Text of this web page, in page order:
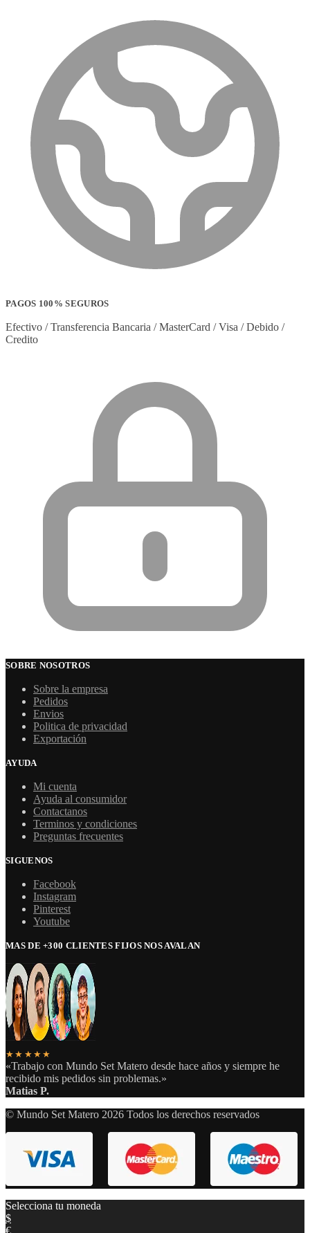
PAGOS 100% SEGUROS
Efectivo / Transferencia Bancaria / MasterCard / Visa / Debido /
Credito
SOBRE NOSOTROS
Sobre la empresa
Pedidos
Envios
Politica de privacidad
Exportación
AYUDA
Mi cuenta
Ayuda al consumidor
Contactanos
Terminos y condiciones
Preguntas frecuentes
SIGUENOS
Facebook
Instagram
Pinterest
Youtube
MAS DE +300 CLIENTES FIJOS NOS AVALAN
★★★★★
«Trabajo con Mundo Set Matero desde hace años y siempre he
recibido mis pedidos sin problemas.»
Matias P.
© Mundo Set Matero 2026 Todos los derechos reservados
Selecciona tu moneda
$
€